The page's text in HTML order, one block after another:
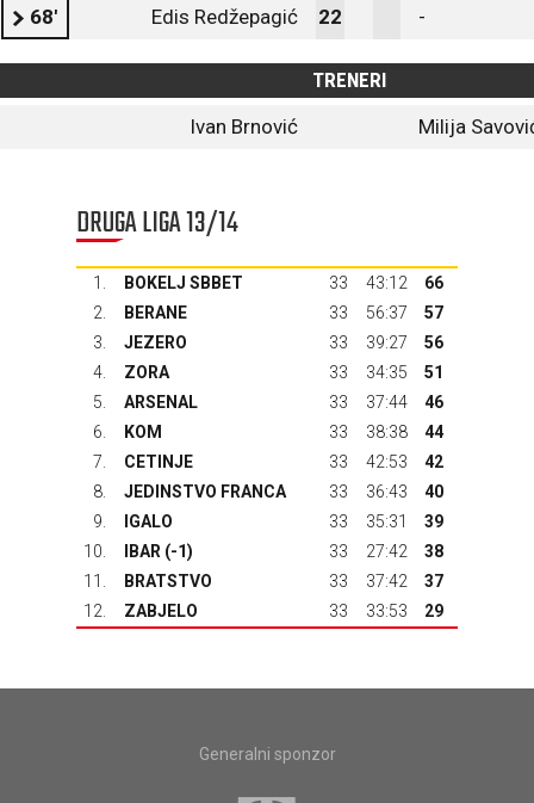
68' Edis Redžepagić 22 -
TRENERI
Ivan Brnović
Milija
DRUGA LIGA 13/14
1. BOKELJ SBBET 33 43:12
66
2.
BERANE 33 56:37
57
3.
JEZERO 33 39:27
56
4.
ZORA 33 34:35
51
5.
ARSENAL 33 37:44
46
6.
KOM 33 38:38
44
7.
CETINJE 33 42:53
42
8.
JEDINSTVO FRANCA 33 36:43
40
9.
IGALO 33 35:31
39
10.
IBAR (-1) 33 27:42
38
11.
BRATSTVO 33 37:42
37
12.
ZABJELO 33 33:53 29
Generalni sponzor